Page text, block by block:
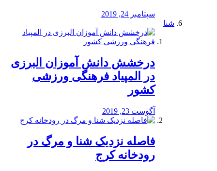
سپتامبر 24, 2019
شنا
درخشش دانش آموزان البرزی
در المپیاد فرهنگی ورزشی
کشور
آگوست 23, 2019
️فاصله نزدیک شنا و مرگ در
رودخانه کرج